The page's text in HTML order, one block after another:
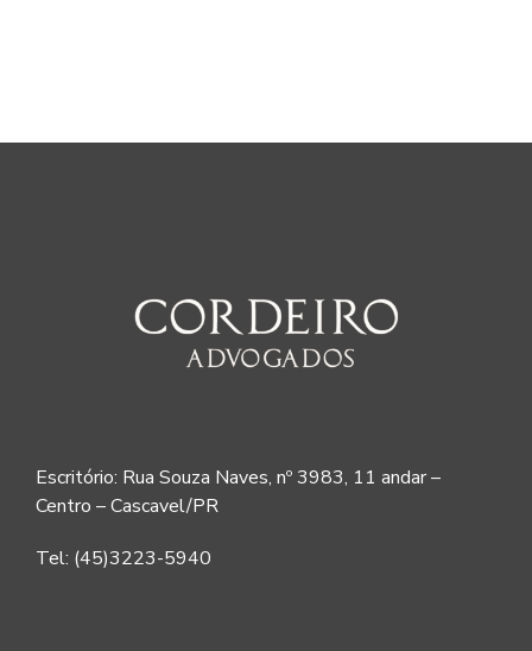
Escritório: Rua Souza Naves, nº 3983, 11 andar –
Centro – Cascavel/PR
Tel: (45)3223-5940